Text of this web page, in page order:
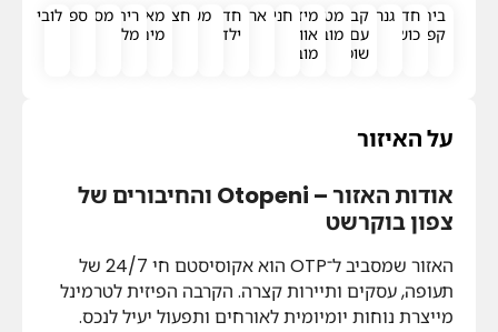
בית
קפה
חדר
כושר
גנרטורקבלה
עם
שומר
מטבח
מובנה
מיזוג
אוויר
מובנה
חניהארונות
חדר
ילדים
משחקיה
חצרמאגר
מים
ריהוט
מלא
מסעדות
ספאלובי
על האיזור
אודות האזור – Otopeni והחיבורים של
צפון בוקרשט
האזור שמסביב ל־OTP הוא אקוסיסטם חי 24/7 של
תעופה, עסקים ותיירות קצרה. הקרבה הפיזית לטרמינל
מייצרת נוחות יומיומית לאורחים ותפעול יעיל לנכס.